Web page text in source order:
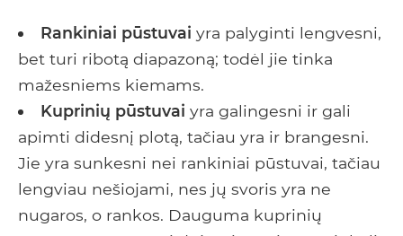
Rankiniai pūstuvai yra palyginti lengvesni,
bet turi ribotą diapazoną; todėl jie tinka
mažesniems kiemams.
Kuprinių pūstuvai yra galingesni ir gali
apimti didesnį plotą, tačiau yra ir brangesni.
Jie yra sunkesni nei rankiniai pūstuvai, tačiau
lengviau nešiojami, nes jų svoris yra ne
nugaros, o rankos. Dauguma kuprinių